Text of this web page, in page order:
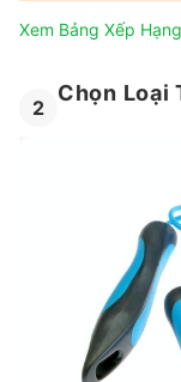
Xem Bảng Xếp Hạng
2
Chọn Loại